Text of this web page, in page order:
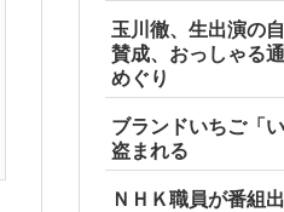
玉川徹、生出演の
賛成、おっしゃる
めぐり
ブランドいちご「
盗まれる
ＮＨＫ職員が番組